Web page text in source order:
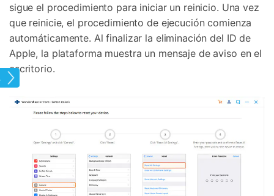
sigue el procedimiento para iniciar un reinicio. Una vez
que reinicie, el procedimiento de ejecución comienza
automáticamente. Al finalizar la eliminación del ID de
Apple, la plataforma muestra un mensaje de aviso en el
escritorio.